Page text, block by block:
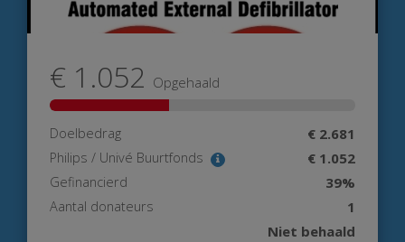
€ 1.052 Opgehaald
Doelbedrag € 2.681
Philips / Univé Buurtfonds € 1.052
Gefinancierd 39%
Aantal donateurs
1
Niet behaald